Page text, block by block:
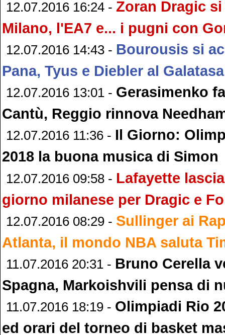
12.07.2016 16:24 - Zoran Dragic
Milano, l'EA7 e... i pugni con
12.07.2016 14:43 - Bourousis si
Pana, Tyus e Diebler al
12.07.2016 13:01 - Gerasimenko
Cantù, Reggio rinnova
12.07.2016 11:36 - Il Giorno:
2018 la buona musica di Simon
12.07.2016 09:58 - Lafayette
giorno milanese per Dragic e
12.07.2016 08:29 - Sullinger ai
Atlanta, il mondo NBA saluta
11.07.2016 20:31 - Bruno Cerella
Spagna, Markoishvili pensa di
11.07.2016 18:19 - Olimpiadi Rio
ed orari del torneo di basket